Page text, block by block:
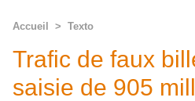
Accueil > Texto
Trafic de faux
saisie de 905